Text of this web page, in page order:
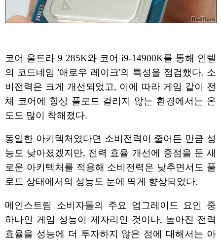
코어 울트라 9 285K와 코어 i9-14900K를 통해 인텔
의 코드네임 '애로우 레이크'의 특성을 점검했다. 소
비전력은 크게 개선되었고, 이에 따라 게임 같이 전
체 코어에 항상 풀로드 걸리지 않는 환경에서는 온
도도 많이 착해졌다.
동일한 아키텍처였다면 소비전력이 줄어든 만큼 성
능도 낮아졌겠지만, 전력 효율 개선에 중점을 둔 새
로운 아키텍처를 적용해 소비전력은 낮추면서도 풀
로드 상태에서의 성능도 눈에 띄게 향상되었다.
메인스트림 소비자들의 주요 업그레이드 요인 중
하나인 게임 성능이 제자리인 것이나, 높아진 전력
효율을 성능에 더 투자하지 않은 점에 대해서는 아